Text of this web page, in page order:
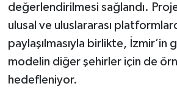
değerlendirilmesi sağlandı.
ulusal ve uluslararası
paylaşılmasıyla birlikte, İzmir’in
modelin diğer şehirler için de
hedefleniyor.